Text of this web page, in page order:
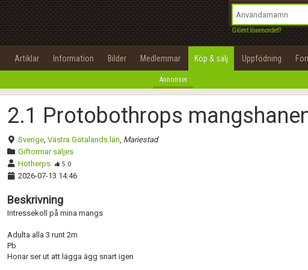
Glömt lösenordet?
Artiklar Information Bilder Medlemmar Köp & sälj Uppfödning
Annonser
2.1 Protobothrops
Sverige, Västra Götalands län, Mariestad
Giftormar säljes
Hotherps
5.0
2026-07-13 14:46
Beskrivning
Intressekoll på mina mangs
Adulta alla 3 runt 2m
Pb
Honar ser ut att lägga ägg snart igen
Namn:
Beskrivning:
Alla Positiva Negativa
Spara
Betygsätt
Utför
100%
OK
integritetspolicy
Namn:
Epost:
Lösenord:
Terms of Service
Begär nytt lösenord
Tillbaka till förstasidan